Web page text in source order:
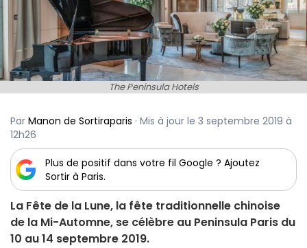
The Peninsula Hotels
Par Manon de Sortiraparis · Mis à jour le 3 septembre 2019 à
12h26
Plus de positif dans votre fil Google ? Ajoutez
Sortir à Paris.
La Fête de la Lune, la fête traditionnelle chinoise
de la Mi-Automne, se célèbre au Peninsula Paris du
10 au 14 septembre 2019.